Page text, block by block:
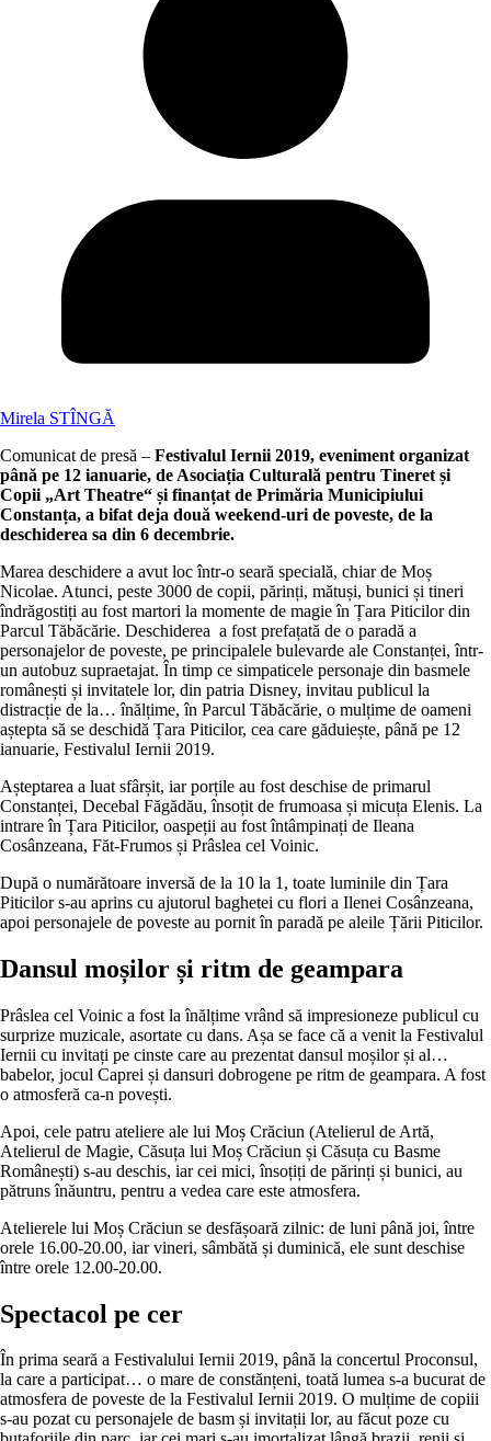
Mirela STÎNGĂ
Comunicat de presă – Festivalul Iernii 2019, eveniment organizat
până pe 12 ianuarie, de Asociația Culturală pentru Tineret și
Copii „Art Theatre“ și finanțat de Primăria Municipiului
Constanța, a bifat deja două weekend-uri de poveste, de la
deschiderea sa din 6 decembrie.
Marea deschidere a avut loc într-o seară specială, chiar de Moș
Nicolae. Atunci, peste 3000 de copii, părinți, mătuși, bunici și tineri
îndrăgostiți au fost martori la momente de magie în Țara Piticilor din
Parcul Tăbăcărie. Deschiderea a fost prefațată de o paradă a
personajelor de poveste, pe principalele bulevarde ale Constanței, într-
un autobuz supraetajat. În timp ce simpaticele personaje din basmele
românești și invitatele lor, din patria Disney, invitau publicul la
distracție de la… înălțime, în Parcul Tăbăcărie, o mulțime de oameni
aștepta să se deschidă Țara Piticilor, cea care găduiește, până pe 12
ianuarie, Festivalul Iernii 2019.
Așteptarea a luat sfârșit, iar porțile au fost deschise de primarul
Constanței, Decebal Făgădău, însoțit de frumoasa și micuța Elenis. La
intrare în Țara Piticilor, oaspeții au fost întâmpinați de Ileana
Cosânzeana, Făt-Frumos și Prâslea cel Voinic.
După o numărătoare inversă de la 10 la 1, toate luminile din Țara
Piticilor s-au aprins cu ajutorul baghetei cu flori a Ilenei Cosânzeana,
apoi personajele de poveste au pornit în paradă pe aleile Țării Piticilor.
Dansul moșilor și ritm de geampara
Prâslea cel Voinic a fost la înălțime vrând să impresioneze publicul cu
surprize muzicale, asortate cu dans. Așa se face că a venit la Festivalul
Iernii cu invitați pe cinste care au prezentat dansul moșilor și al…
babelor, jocul Caprei și dansuri dobrogene pe ritm de geampara. A fost
o atmosferă ca-n povești.
Apoi, cele patru ateliere ale lui Moș Crăciun (Atelierul de Artă,
Atelierul de Magie, Căsuța lui Moș Crăciun și Căsuța cu Basme
Românești) s-au deschis, iar cei mici, însoțiți de părinți și bunici, au
pătruns înăuntru, pentru a vedea care este atmosfera.
Atelierele lui Moș Crăciun se desfășoară zilnic: de luni până joi, între
orele 16.00-20.00, iar vineri, sâmbătă și duminică, ele sunt deschise
între orele 12.00-20.00.
Spectacol pe cer
În prima seară a Festivalului Iernii 2019, până la concertul Proconsul,
la care a participat… o mare de constănțeni, toată lumea s-a bucurat de
atmosfera de poveste de la Festivalul Iernii 2019. O mulțime de copiii
s-au pozat cu personajele de basm și invitații lor, au făcut poze cu